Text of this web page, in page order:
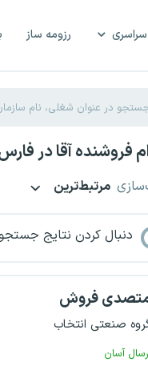
رزومه ساز
فروشنده آقا در
مرتبط‌ترین
دنبال کردن نتایج
فروش
صنعتی انتخاب
آسان